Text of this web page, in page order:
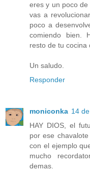
eres y un poco
vas a
poco a
comiendo bien.
resto de tu cocina
Un saludo.
Responder
moniconka 14
HAY DIOS, el
por ese
con el ejemplo
mucho
demas.